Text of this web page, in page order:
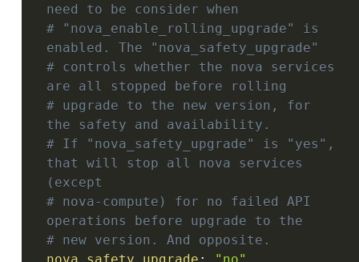
need to be consider when
# "nova_enable_rolling_upgrade" is
enabled. The "nova_safety_upgrade"
# controls whether the nova services
are all stopped before rolling
# upgrade to the new version, for
the safety and availability.
# If "nova_safety_upgrade" is "yes",
that will stop all nova services
(except
# nova-compute) for no failed API
operations before upgrade to the
# new version. And opposite.